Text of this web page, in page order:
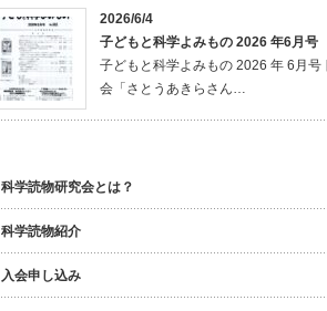
2026/6/4
子どもと科学よみもの 2026 年6月号
子どもと科学よみもの 2026 年 6月号
会「さとうあきらさん…
科学読物研究会とは？
科学読物紹介
入会申し込み